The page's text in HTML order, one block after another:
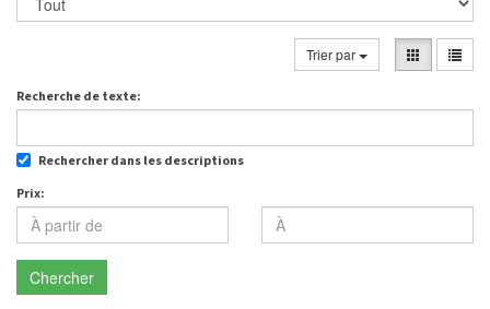
Trier par
Recherche de texte:
Rechercher dans les descriptions
Prix:
Chercher